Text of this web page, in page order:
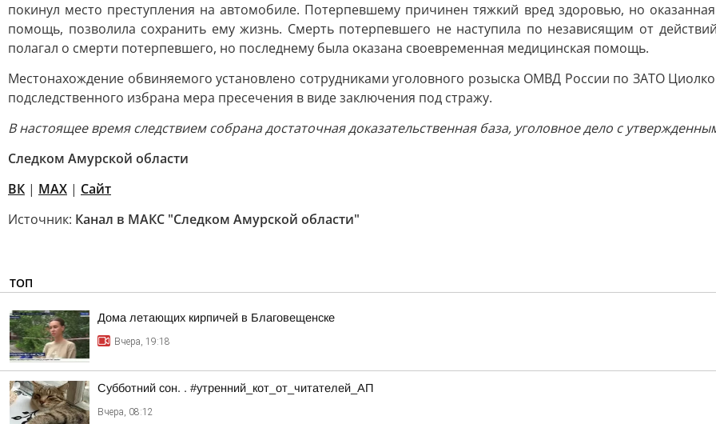
покинул место преступления на автомобиле. Потерпевшему причинен тяжкий вред здоровью, но
помощь, позволила сохранить ему жизнь. Смерть потерпевшего не наступила по независящим от
полагал о смерти потерпевшего, но последнему была оказана своевременная медицинская помощь.
Местонахождение обвиняемого установлено сотрудниками уголовного розыска ОМВД России по ЗАТО
подследственного избрана мера пресечения в виде заключения под стражу.
В настоящее время следствием собрана достаточная доказательственная база, уголовное дело с
Следком Амурской области
ВК | MAX | Сайт
Источник: Канал в МАКС "Следком Амурской области"
ТОП
Дома летающих кирпичей в Благовещенске
Вчера, 19:18
Субботний сон. . #утренний_кот_от_читателей_АП
Вчера, 08:12